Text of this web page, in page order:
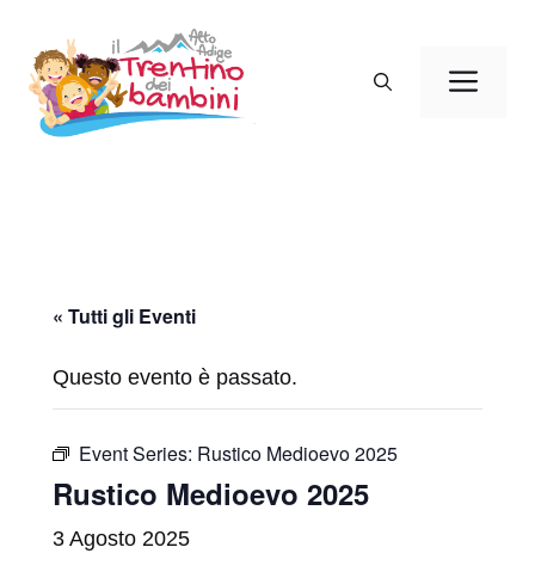
contenuto
« Tutti gli Eventi
Questo evento è passato.
Event Series: Rustico Medioevo 2025
Rustico Medioevo 2025
3 Agosto 2025